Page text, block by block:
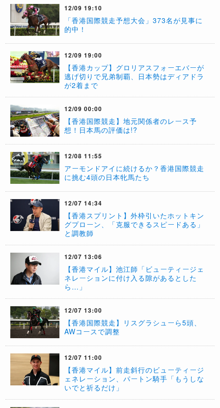
12/09 19:10
「香港国際競走予想大会」373名が見事に
的中！
12/09 19:00
【香港カップ】グロリアスフォーエバーが
逃げ切りで兄弟制覇、日本勢はディアドラ
が2着まで
12/09 00:00
【香港国際競走】地元関係者のレース予
想！日本馬の評価は!?
12/08 11:55
アーモンドアイに続けるか？香港国際競走
に挑む4頭の日本牝馬たち
12/07 14:34
【香港スプリント】外枠引いたホットキン
グプローン、「克服できるスピードある」
と調教師
12/07 13:06
【香港マイル】池江師「ビューティージェ
ネレーションに付け入る隙があるとした
ら…」
12/07 13:00
【香港国際競走】リスグラシューら5頭、
AWコースで調整
12/07 11:00
【香港マイル】前走斜行のビューティージ
ェネレーション、パートン騎手「もうしな
いでと祈るだけ」